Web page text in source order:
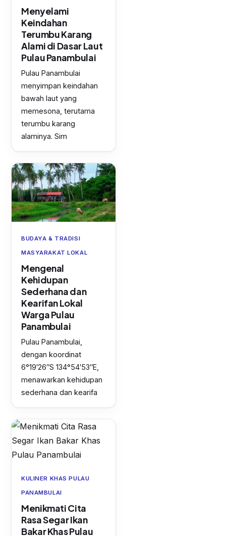
Menyelami
Keindahan
Terumbu Karang
Alami di Dasar Laut
Pulau Panambulai
Pulau Panambulai
menyimpan keindahan
bawah laut yang
memesona, terutama
terumbu karang
alaminya. Sim
BUDAYA & TRADISI
MASYARAKAT LOKAL
Mengenal
Kehidupan
Sederhana dan
Kearifan Lokal
Warga Pulau
Panambulai
Pulau Panambulai,
dengan koordinat
6°19′26″S 134°54′53″E,
menawarkan kehidupan
sederhana dan kearifa
KULINER KHAS PULAU
PANAMBULAI
Menikmati Cita
Rasa Segar Ikan
Bakar Khas Pulau